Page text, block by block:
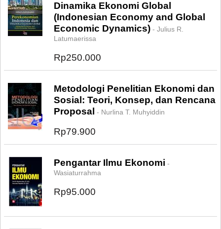
Dinamika Ekonomi Global
(Indonesian Economy and Global
Economic Dynamics) - Julius R.
Latumaerissa
Rp250.000
Metodologi Penelitian Ekonomi dan
Sosial: Teori, Konsep, dan Rencana
Proposal - Nurlina T. Muhyiddin
Rp79.900
Pengantar Ilmu Ekonomi -
Wasiaturrahma
Rp95.000